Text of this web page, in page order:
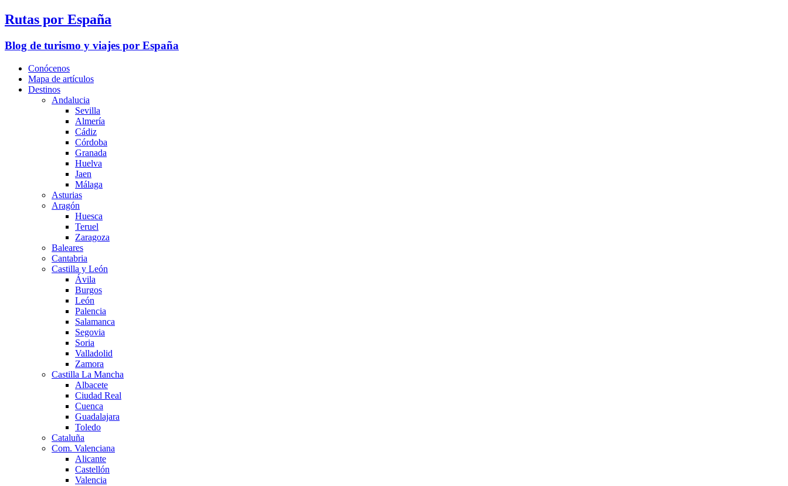
Rutas por España
Blog de turismo y viajes por España
Conócenos
Mapa de artículos
Destinos
Andalucia
Sevilla
Almería
Cádiz
Córdoba
Granada
Huelva
Jaen
Málaga
Asturias
Aragón
Huesca
Teruel
Zaragoza
Baleares
Cantabria
Castilla y León
Ávila
Burgos
León
Palencia
Salamanca
Segovia
Soria
Valladolid
Zamora
Castilla La Mancha
Albacete
Ciudad Real
Cuenca
Guadalajara
Toledo
Cataluña
Com. Valenciana
Alicante
Castellón
Valencia